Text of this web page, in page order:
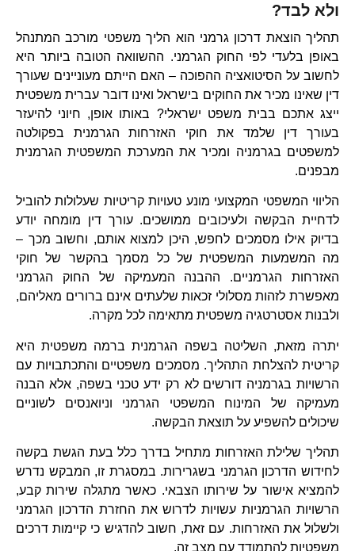
ולא לבד?
תהליך הוצאת דרכון גרמני הוא הליך משפטי מורכב המתנהל
באופן בלעדי לפי החוק הגרמני. ההשוואה הטובה ביותר היא
לחשוב על הסיטואציה ההפוכה – האם הייתם מעוניינים שעורך
דין שאינו מכיר את החוקים בישראל ואינו דובר עברית משפטית
ייצג אתכם בבית משפט ישראלי? באותו אופן, חיוני להיעזר
בעורך דין שלמד את חוקי האזרחות הגרמנית בפקולטה
למשפטים בגרמניה ומכיר את המערכת המשפטית הגרמנית
מבפנים.
הליווי המשפטי המקצועי מונע טעויות קריטיות שעלולות להוביל
לדחיית הבקשה ולעיכובים ממושכים. עורך דין מומחה יודע
בדיוק אילו מסמכים לחפש, היכן למצוא אותם, וחשוב מכך –
מה המשמעות המשפטית של כל מסמך בהקשר של חוקי
האזרחות הגרמניים. ההבנה המעמיקה של החוק הגרמני
מאפשרת לזהות מסלולי זכאות שלעתים אינם ברורים מאליהם,
ולבנות אסטרטגיה משפטית מתאימה לכל מקרה.
יתרה מזאת, השליטה בשפה הגרמנית ברמה משפטית היא
קריטית להצלחת התהליך. מסמכים משפטיים והתכתבויות עם
הרשויות בגרמניה דורשים לא רק ידע טכני בשפה, אלא הבנה
מעמיקה של המינוח המשפטי הגרמני וניואנסים לשוניים
שיכולים להשפיע על תוצאת הבקשה.
תהליך שלילת האזרחות מתחיל בדרך כלל בעת הגשת בקשה
לחידוש הדרכון הגרמני בשגרירות. במסגרת זו, המבקש נדרש
להמציא אישור על שירותו הצבאי. כאשר מתגלה שירות קבע,
הרשויות הגרמניות עשויות לדרוש את החזרת הדרכון הגרמני
ולשלול את האזרחות. עם זאת, חשוב להדגיש כי קיימות דרכים
משפטיות להתמודד עם מצב זה.